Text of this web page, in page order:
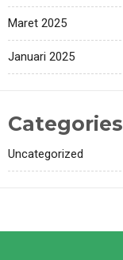
Maret 2025
Januari 2025
Categories
Uncategorized